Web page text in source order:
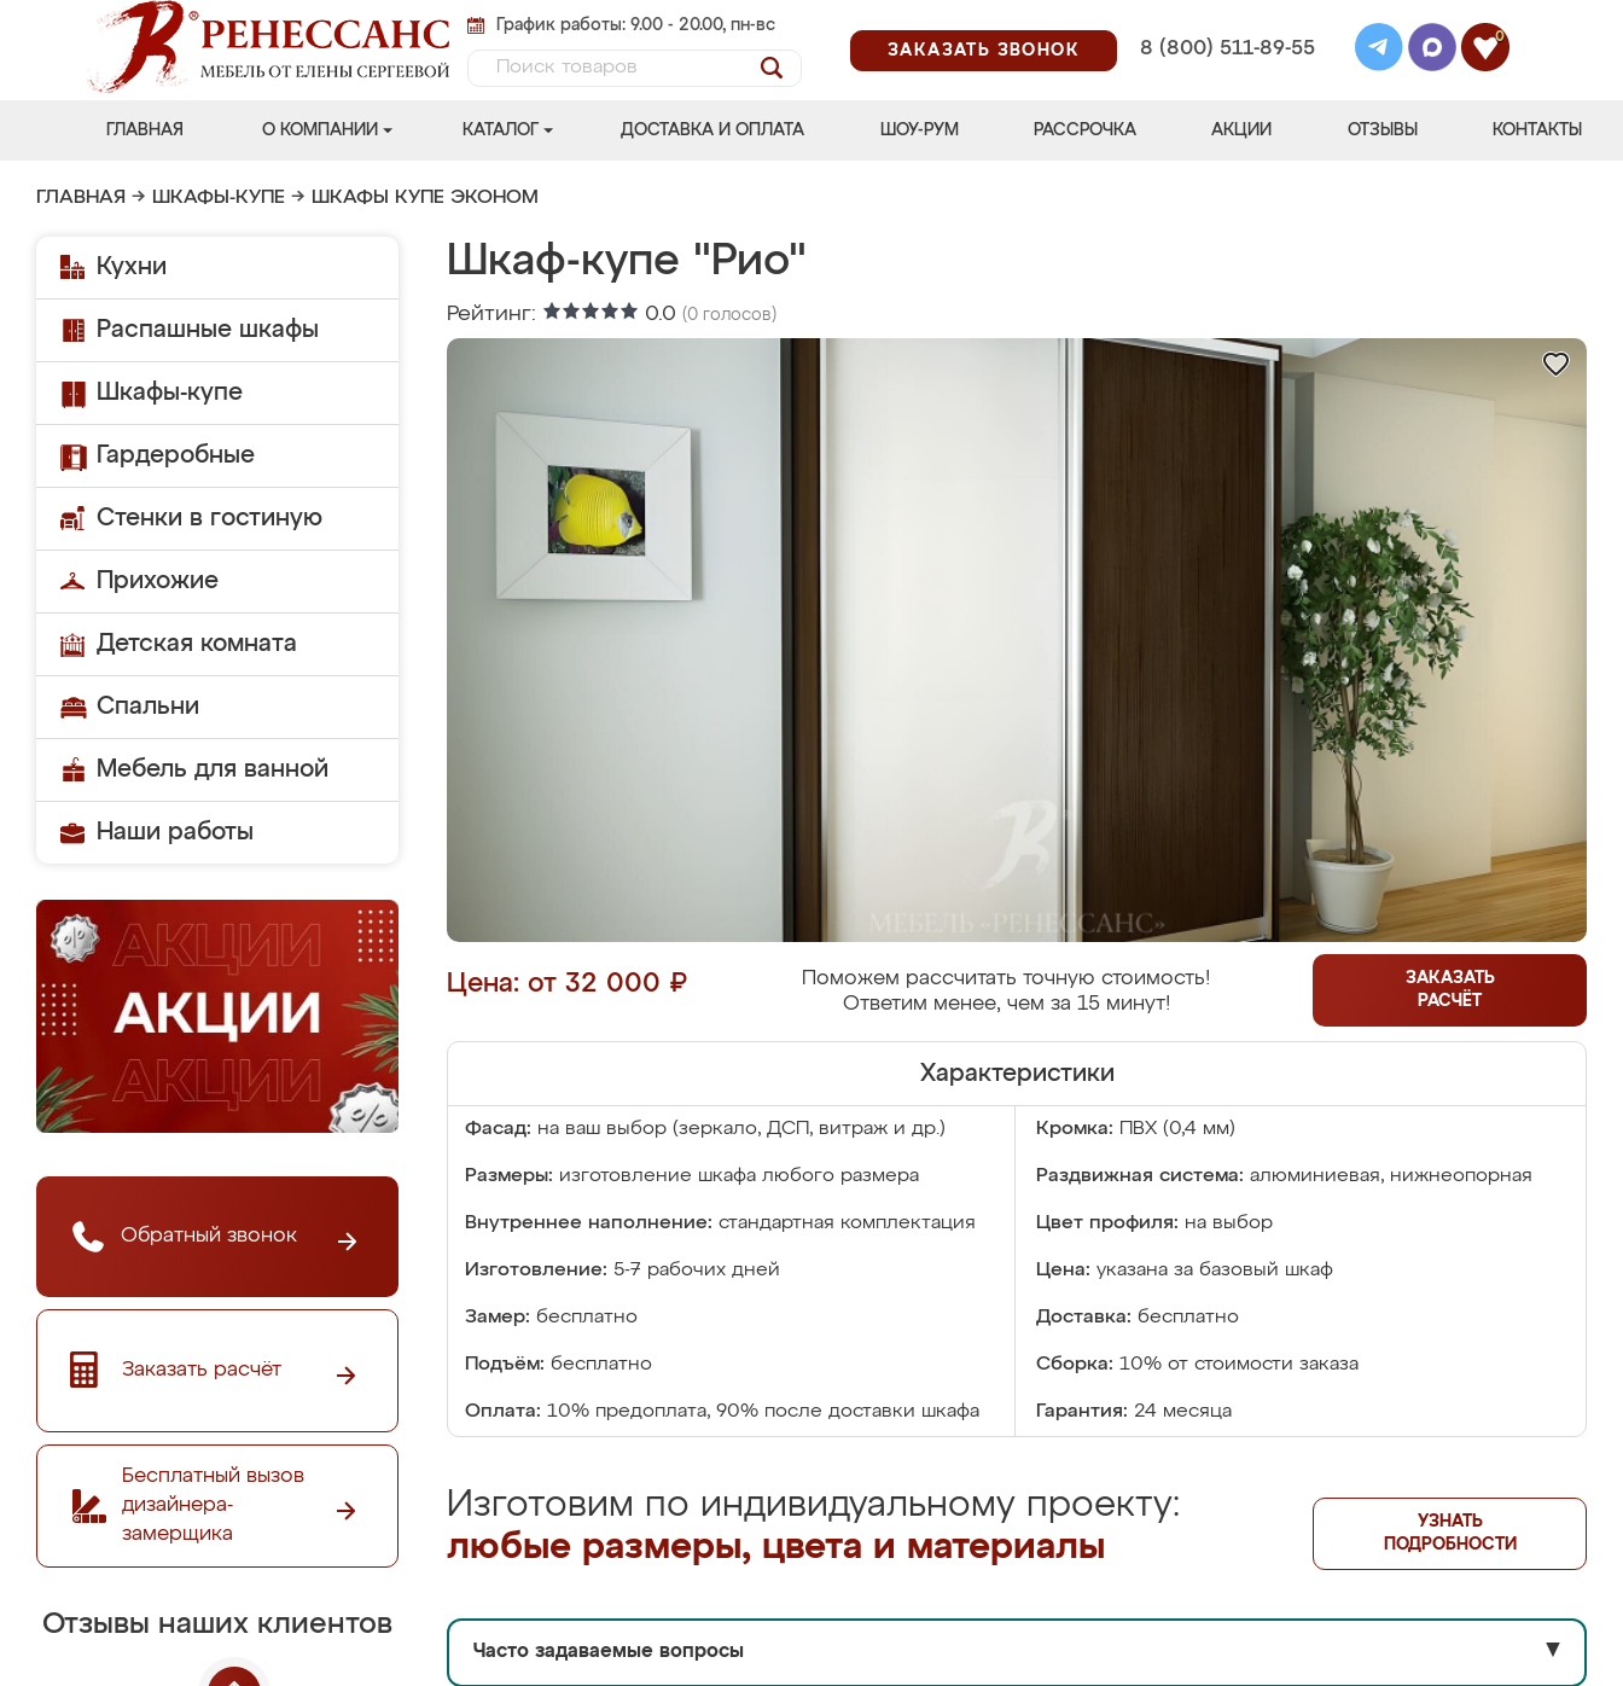
График работы: 9.00 - 20.00, пн-вс
ЗАКАЗАТЬ ЗВОНОК
8 (800) 511-89-55
0
ГЛАВНАЯ О КОМПАНИИ КАТАЛОГ ДОСТАВКА И ОПЛАТА ШОУ-РУМ РАССРОЧКА АКЦИИ ОТЗЫВЫ КОНТАКТЫ
ГЛАВНАЯ → ШКАФЫ-КУПЕ → ШКАФЫ КУПЕ ЭКОНОМ
Кухни
Распашные шкафы
Шкафы-купе
Гардеробные
Стенки в гостиную
Прихожие
Детская комната
Спальни
Мебель для ванной
Наши работы
Обратный звонок
Заказать расчёт
Бесплатный вызов
дизайнера-
замерщика
Отзывы наших клиентов
Шкаф-купе "Рио"
Рейтинг: 0.0 (0 голосов)
Цена: от 32 000 ₽
Поможем рассчитать точную стоимость!
Ответим менее, чем за 15 минут!
ЗАКАЗАТЬ
РАСЧЁТ
Характеристики
Фасад: на ваш выбор (зеркало, ДСП, витраж и др.) Кромка: ПВХ (0,4 мм)
Размеры: изготовление шкафа любого размера Раздвижная система: алюминиевая, нижнеопорная
Внутреннее наполнение: стандартная комплектация Цвет профиля: на выбор
Изготовление: 5-7 рабочих дней Цена: указана за базовый шкаф
Замер: бесплатно Доставка: бесплатно
Подъём: бесплатно Сборка: 10% от стоимости заказа
Оплата: 10% предоплата, 90% после доставки шкафа Гарантия: 24 месяца
Изготовим по индивидуальному проекту:
любые размеры, цвета и материалы
УЗНАТЬ
ПОДРОБНОСТИ
Часто задаваемые вопросы ▼